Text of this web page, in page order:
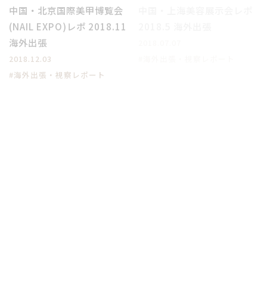
中国・北京国際美甲博覧会
(NAIL EXPO)レポ 2018.11
海外出張
2018.12.03
#海外出張・視察レポート